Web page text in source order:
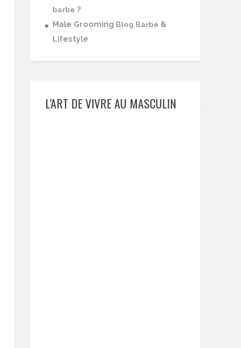
barbe ?
Male Grooming Blog Barbe &
Lifestyle
L’ART DE VIVRE AU MASCULIN